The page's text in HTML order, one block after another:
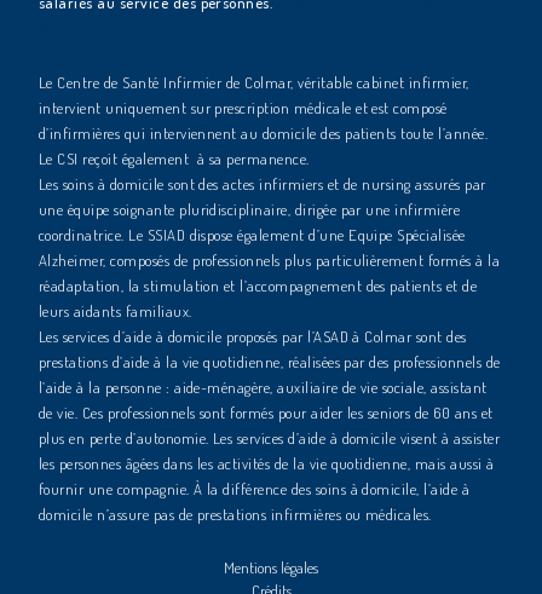
Le Centre de Santé Infirmier de Colmar, véritable cabinet infirmier,
intervient uniquement sur prescription médicale et est composé
d’infirmières qui interviennent au domicile des patients toute l’année.
Le CSI reçoit également à sa permanence.
Les soins à domicile sont des actes infirmiers et de nursing assurés par
une équipe soignante pluridisciplinaire, dirigée par une infirmière
coordinatrice. Le SSIAD dispose également d’une Equipe Spécialisée
Alzheimer, composés de professionnels plus particulièrement formés à la
réadaptation, la stimulation et l’accompagnement des patients et de
leurs aidants familiaux.
Les services d’aide à domicile proposés par l’ASAD à Colmar sont des
prestations d’aide à la vie quotidienne, réalisées par des professionnels de
l’aide à la personne : aide-ménagère, auxiliaire de vie sociale, assistant
de vie. Ces professionnels sont formés pour aider les seniors de 60 ans et
plus en perte d’autonomie. Les services d’aide à domicile visent à assister
les personnes âgées dans les activités de la vie quotidienne, mais aussi à
fournir une compagnie. À la différence des soins à domicile, l’aide à
domicile n’assure pas de prestations infirmières ou médicales.
Mentions légales